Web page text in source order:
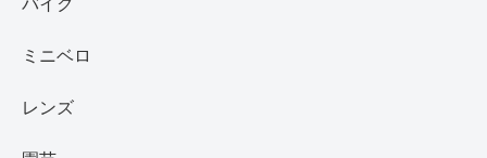
ミニベロ
レンズ